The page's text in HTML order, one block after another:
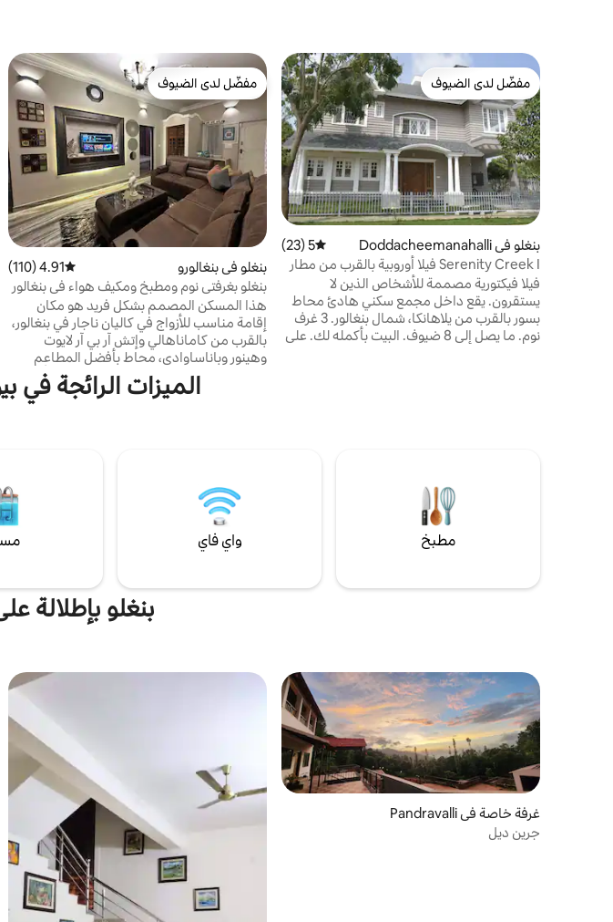
مفضّل لدى الضيوف
مفضّل لدى الضيوف
بنغلو في Doddacheemanahalli متوسط التقييم 5 من 5، 23 مراجعات
5 (23)
Serenity Creek I فيلا أوروبية بالقرب من مطار
بنغالور (BLR)
فيلا فيكتورية مصممة للأشخاص الذين لا
يستقرون. يقع داخل مجمع سكني هادئ محاط
بسور بالقرب من يلاهانكا، شمال بنغالور. 3 غرف
نوم. ما يصل إلى 8 ضيوف. البيت بأكمله لك. على
مفضّل لدى الضيوف
مفضّل لدى الضيوف
بنغلو في بنغالورو متوسط التقييم 4.91 من 5، 110
4.91 (110)
بنغلو بغرفتي نوم ومطبخ ومكيف هواء في بنغالور
هذا المسكن المصمم بشكل فريد هو مكان
إقامة مناسب للأزواج في كاليان ناجار في بنغالور،
بالقرب من كاماناهالي وإتش آر بي آر لايوت
وهينور وباناساوادي، محاط بأفضل المطاعم
والمقاهي والحانات والنوادي والمقاهي وأكشاك
الطعام في الشوارع ومراكز التسوق ودور السينما.
الأفضل للمسافرين لأغراض العمل والترفيه، مع
الإتاحة)
الميزات الرائجة في
مطبخ واي فاي
بنغلو بإطلالة
غرفة خاصة في Pandravalli
جرين ديل